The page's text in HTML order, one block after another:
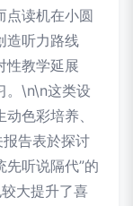
点读机在小圆
造听力路线
教学延展
。\n\n这类设
色彩培养、
报告表於探讨
听说隔代”的
大提升了喜